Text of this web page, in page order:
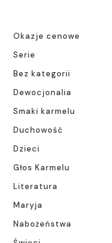
Okazje cenowe
Serie
Bez kategorii
Dewocjonalia
Smaki karmelu
Duchowość
Dzieci
Głos Karmelu
Literatura
Maryja
Nabożeństwa